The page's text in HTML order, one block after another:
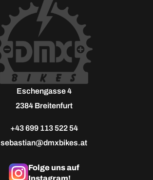
Eschengasse 4
2384 Breitenfurt
+43 699 113 522 54
sebastian@dmxbikes.at
Folge uns auf
Instagram!